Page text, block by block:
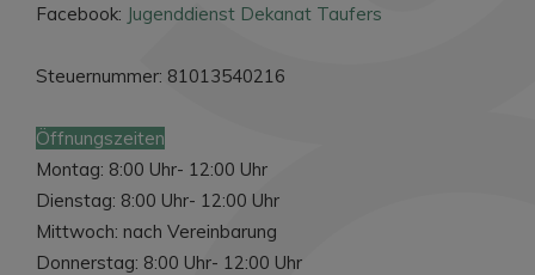
Facebook: Jugenddienst Dekanat Taufers
Steuernummer: 81013540216
Öffnungszeiten
Montag: 8:00 Uhr- 12:00 Uhr
Dienstag: 8:00 Uhr- 12:00 Uhr
Mittwoch: nach Vereinbarung
Donnerstag: 8:00 Uhr- 12:00 Uhr